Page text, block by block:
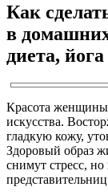
Как
в
диета, йога
Красота женщины
искусства.
гладкую кожу,
Здоровый образ
снимут стресс,